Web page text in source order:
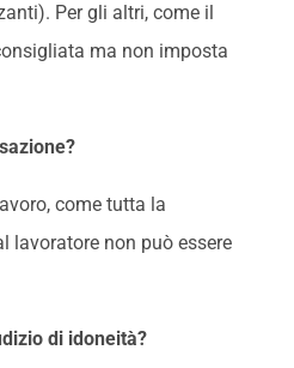
Per gli altri, come il
ma non imposta
come tutta la
lavoratore non può essere
di idoneità?